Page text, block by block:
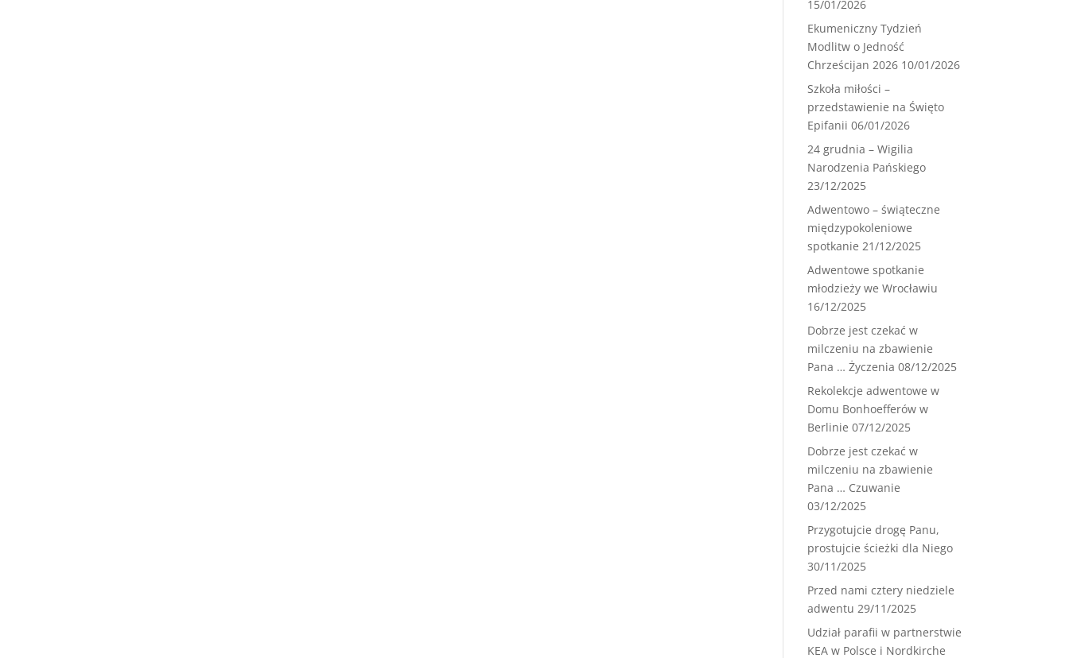
15/01/2026
Ekumeniczny Tydzień
Modlitw o Jedność
Chrześcijan 2026 10/01/2026
Szkoła miłości –
przedstawienie na Święto
Epifanii 06/01/2026
24 grudnia – Wigilia
Narodzenia Pańskiego
23/12/2025
Adwentowo – świąteczne
międzypokoleniowe
spotkanie 21/12/2025
Adwentowe spotkanie
młodzieży we Wrocławiu
16/12/2025
Dobrze jest czekać w
milczeniu na zbawienie
Pana … Życzenia 08/12/2025
Rekolekcje adwentowe w
Domu Bonhoefferów w
Berlinie 07/12/2025
Dobrze jest czekać w
milczeniu na zbawienie
Pana … Czuwanie
03/12/2025
Przygotujcie drogę Panu,
prostujcie ścieżki dla Niego
30/11/2025
Przed nami cztery niedziele
adwentu 29/11/2025
Udział parafii w partnerstwie
KEA w Polsce i Nordkirche